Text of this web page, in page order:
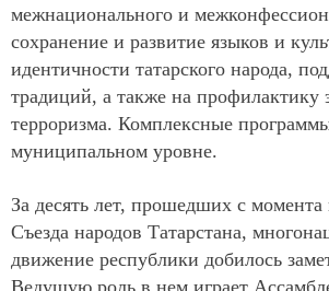
межнационального и
сохранение и развитие языков и
идентичности татарского народа,
традиций, а также на профилактику
терроризма. Комплексные
муниципальном уровне.
За десять лет, прошедших с
Съезда народов Татарстана,
движение республики добилось
Ведущую роль в нем играет